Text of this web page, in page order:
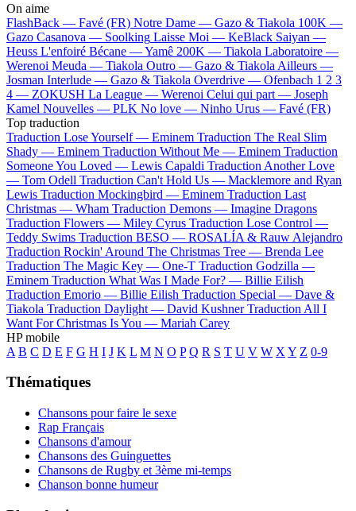
On aime
FlashBack — Favé (FR) Notre Dame — Gazo & Tiakola 100K —
Gazo Casanova — Soolking Laisse Moi — KeBlack Saiyan —
Heuss L'enfoiré Bécane —Yamê 200K — Tiakola Laboratoire —
Werenoi Meuda — Tiakola Outro — Gazo & Tiakola Ailleurs —
Josman Interlude — Gazo & Tiakola Overdrive — Ofenbach 1 2 3
4 — ZOKUSH La League — Werenoi Celui qui part — Joseph
Kamel Nouvelles — PLK No love — Ninho Urus — Favé (FR)
Top traduction
Traduction Lose Yourself — Eminem Traduction The Real Slim
Shady — Eminem Traduction Without Me — Eminem Traduction
Someone You Loved — Lewis Capaldi Traduction Another Love
— Tom Odell Traduction Can't Hold Us — Macklemore and Ryan
Lewis Traduction Mockingbird — Eminem Traduction Last
Christmas — Wham Traduction Demons — Imagine Dragons
Traduction Flowers — Miley Cyrus Traduction Lose Control —
Teddy Swims Traduction BESO — ROSALÍA & Rauw Alejandro
Traduction Rockin' Around The Christmas Tree — Brenda Lee
Traduction The Magic Key — One-T Traduction Godzilla —
Eminem Traduction What Was I Made For? — Billie Eilish
Traduction Emorio — Billie Eilish Traduction Special — Dave &
Tiakola Traduction Daylight — David Kushner Traduction All I
Want For Christmas Is You — Mariah Carey
HP mobile
A B C D E F G H I J K L M N O P Q R S T U V W X Y Z 0-9
Thématiques
Chansons pour faire le sexe
Rap Français
Chansons d'amour
Chansons des Guinguettes
Chansons de Rugby et 3ème mi-temps
Chanson bonne humeur